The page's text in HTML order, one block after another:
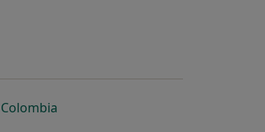
v nové záložce
otevře v nové záložce
Colombiase otevře v nové záložce